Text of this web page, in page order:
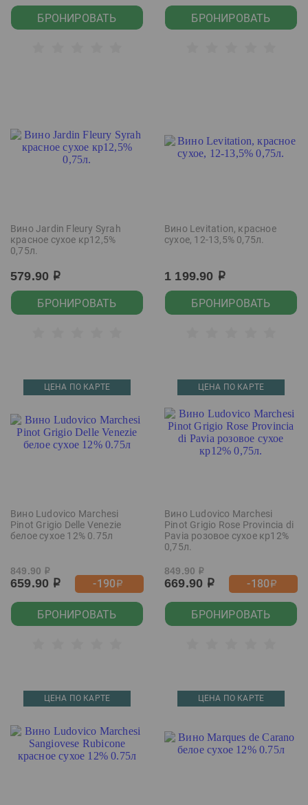
БРОНИРОВАТЬ БРОНИРОВАТЬ
Вино Jardin Fleury Syrah
красное сухое кр12,5%
0,75л.
579.90 р
БРОНИРОВАТЬ
Вино Levitation, красное
сухое, 12-13,5% 0,75л.
1 199.90 р
БРОНИРОВАТЬ
ЦЕНА ПО КАРТЕ
Вино Ludovico Marchesi
Pinot Grigio Delle Venezie
белое сухое 12% 0.75л
849.90 р
659.90 р -190р
БРОНИРОВАТЬ
ЦЕНА ПО КАРТЕ
Вино Ludovico Marchesi
Pinot Grigio Rose Provincia di
Pavia розовое сухое кр12%
0,75л.
849.90 р
669.90 р -180р
БРОНИРОВАТЬ
ЦЕНА ПО КАРТЕ ЦЕНА ПО КАРТЕ